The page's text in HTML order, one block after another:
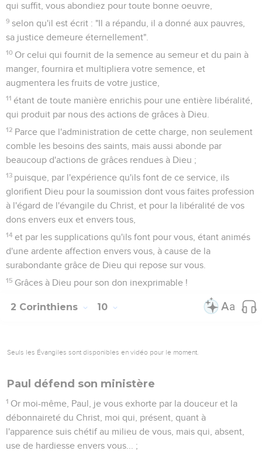
qui suffit, vous abondiez pour toute bonne oeuvre,
9 selon qu'il est écrit : "Il a répandu, il a donné aux pauvres,
sa justice demeure éternellement".
10 Or celui qui fournit de la semence au semeur et du pain à
manger, fournira et multipliera votre semence, et
augmentera les fruits de votre justice,
11 étant de toute manière enrichis pour une entière libéralité,
qui produit par nous des actions de grâces à Dieu.
12 Parce que l'administration de cette charge, non seulement
comble les besoins des saints, mais aussi abonde par
beaucoup d'actions de grâces rendues à Dieu ;
13 puisque, par l'expérience qu'ils font de ce service, ils
glorifient Dieu pour la soumission dont vous faites profession
à l'égard de l'évangile du Christ, et pour la libéralité de vos
dons envers eux et envers tous,
14 et par les supplications qu'ils font pour vous, étant animés
d'une ardente affection envers vous, à cause de la
surabondante grâce de Dieu qui repose sur vous.
15 Grâces à Dieu pour son don inexprimable !
2 Corinthiens 10
Seuls les Évangiles sont disponibles en vidéo pour le moment.
Paul défend son ministère
1 Or moi-même, Paul, je vous exhorte par la douceur et la
débonnaireté du Christ, moi qui, présent, quant à
l'apparence suis chétif au milieu de vous, mais qui, absent,
use de hardiesse envers vous... ;